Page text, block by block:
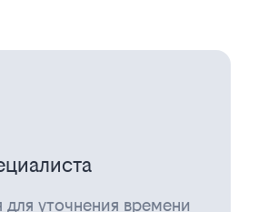
для уточнения времени